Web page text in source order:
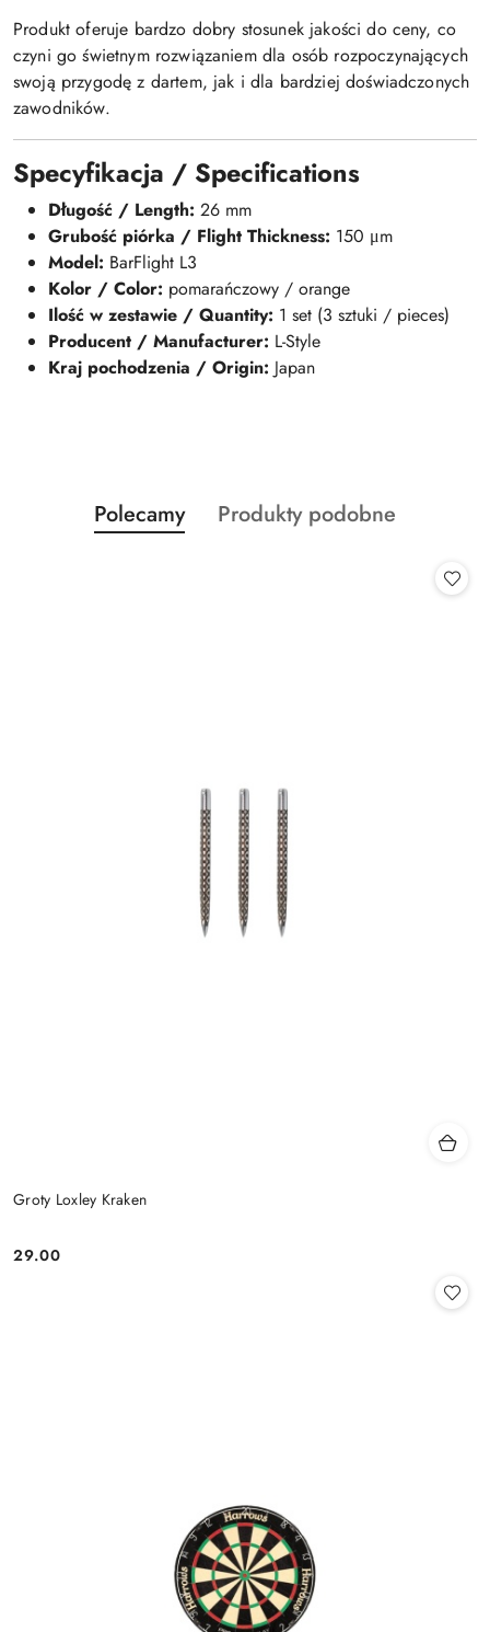
Produkt oferuje bardzo dobry stosunek jakości do ceny, co
czyni go świetnym rozwiązaniem dla osób rozpoczynających
swoją przygodę z dartem, jak i dla bardziej doświadczonych
zawodników.
Specyfikacja / Specifications
Długość / Length: 26 mm
Grubość piórka / Flight Thickness: 150 μm
Model: BarFlight L3
Kolor / Color: pomarańczowy / orange
Ilość w zestawie / Quantity: 1 set (3 sztuki / pieces)
Producent / Manufacturer: L-Style
Kraj pochodzenia / Origin: Japan
Pomiń karuzelę produktów
Produkty
o
Polecamy
Produkty
Produkty podobne
Groty Loxley Kraken
Cena:
29.00